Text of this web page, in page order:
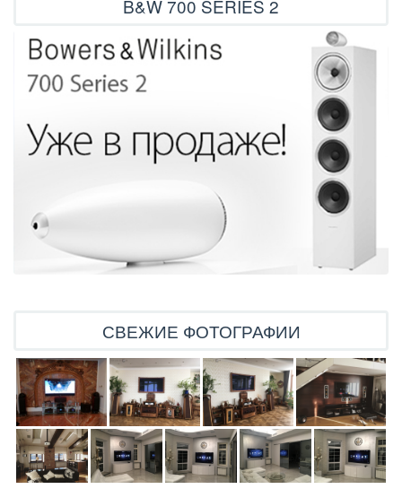
B&W 700 SERIES 2
СВЕЖИЕ ФОТОГРАФИИ